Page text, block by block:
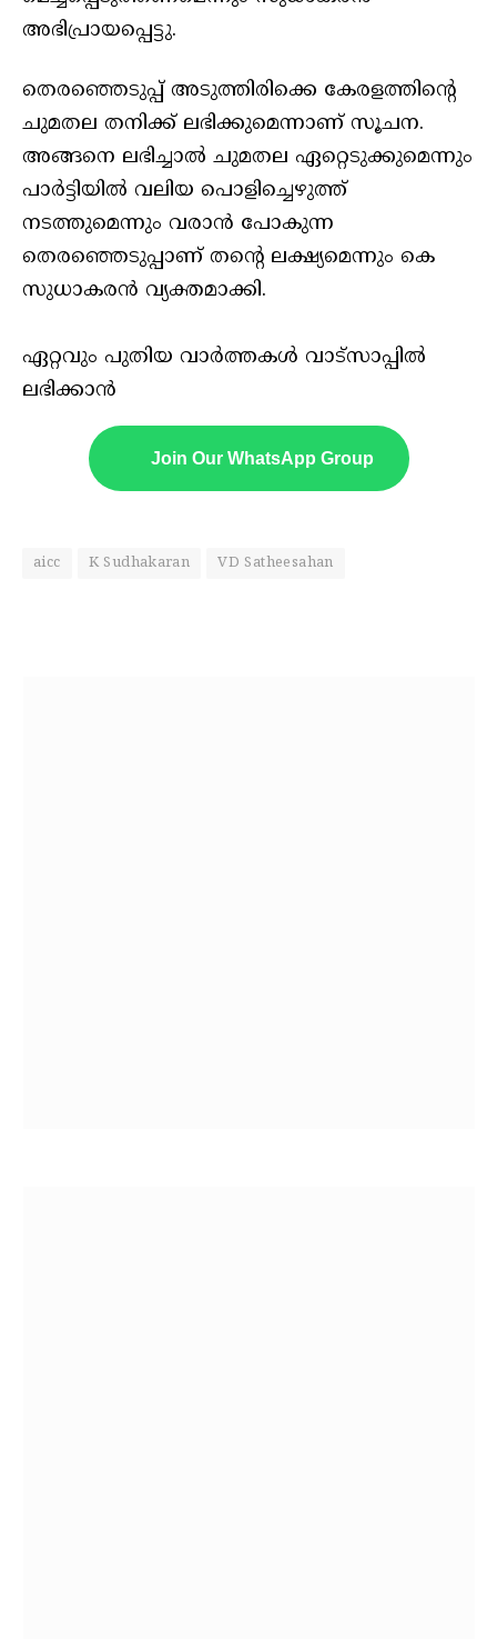
അഭിപ്രായപ്പെട്ടു.
തെരഞ്ഞെടുപ്പ് അടുത്തിരിക്കെ കേരളത്തിന്റെ
ചുമതല തനിക്ക് ലഭിക്കുമെന്നാണ് സൂചന.
അങ്ങനെ ലഭിച്ചാൽ ചുമതല ഏറ്റെടുക്കുമെന്നും
പാർട്ടിയിൽ വലിയ പൊളിച്ചെഴുത്ത്
നടത്തുമെന്നും വരാൻ പോകുന്ന
തെരഞ്ഞെടുപ്പാണ് തന്റെ ലക്ഷ്യമെന്നും കെ
സുധാകരൻ വ്യക്തമാക്കി.
ഏറ്റവും പുതിയ വാർത്തകൾ വാട്സാപ്പിൽ
ലഭിക്കാൻ
Join Our WhatsApp Group
aicc K Sudhakaran VD Satheesahan